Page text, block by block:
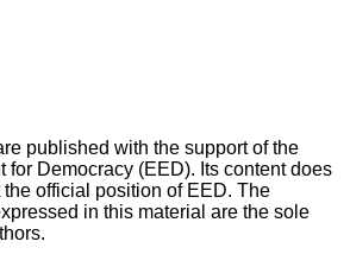
published with the support of the
for Democracy (EED). Its content does
official position of EED. The
in this material are the sole